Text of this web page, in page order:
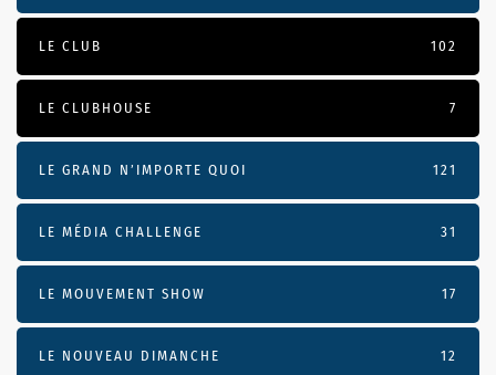
LE CLUB 102
LE CLUBHOUSE 7
LE GRAND N’IMPORTE QUOI 121
LE MÉDIA CHALLENGE 31
LE MOUVEMENT SHOW 17
LE NOUVEAU DIMANCHE 12